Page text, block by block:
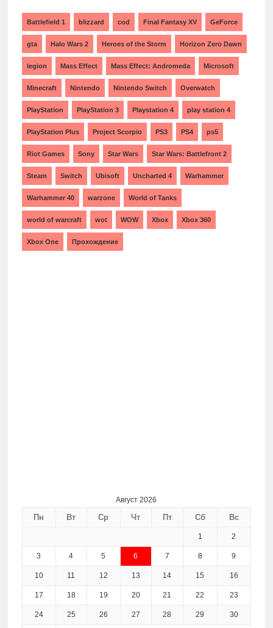
Battlefield 1 blizzard cod Final Fantasy XV GeForce
gta Halo Wars 2 Heroes of the Storm Horizon Zero Dawn
legion Mass Effect Mass Effect: Andromeda Microsoft
Minecraft Nintendo Nintendo Switch Overwatch
PlayStation PlayStation 3 Playstation 4 play station 4
PlayStation Plus Project Scorpio PS3 PS4 ps5
Riot Games Sony Star Wars Star Wars: Battlefront 2
Steam Switch Ubisoft Uncharted 4 Warhammer
Warhammer 40 warzone World of Tanks
world of warcraft wot WOW Xbox Xbox 360
Xbox One Прохождение
Август 2026
Пн Вт Ср Чт Пт Сб Вс
1 2
3 4 5 6 7 8 9
10 11 12 13 14 15 16
17 18 19 20 21 22 23
24 25 26 27 28 29 30